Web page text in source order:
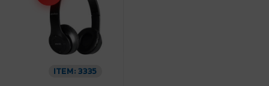
ITEM: 3335